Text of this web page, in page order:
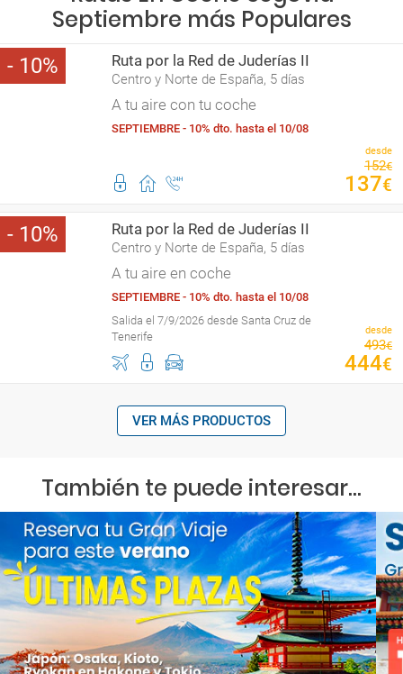
Septiembre más Populares
10 Ruta por la Red de Juderías II
Centro y Norte de España, 5 días
A tu aire con tu coche
SEPTIEMBRE - 10% dto. hasta el 10/08
desde
152€
137€
10 Ruta por la Red de Juderías II
Centro y Norte de España, 5 días
A tu aire en coche
SEPTIEMBRE - 10% dto. hasta el 10/08
Salida el 7/9/2026 desde Santa Cruz de
Tenerife
desde
493€
444€
VER MÁS PRODUCTOS
También te puede interesar...